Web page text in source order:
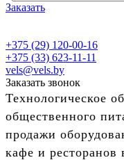
Заказать
+375 (29) 120-00-16
+375 (33) 623-11-11
vels@vels.by
Заказать звонок
Технологическое
общественного
продажи
кафе и